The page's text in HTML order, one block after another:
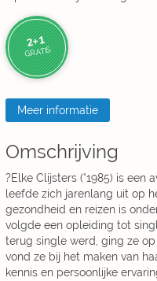
2+1
GRATIS
Meer informatie
Omschrijving
?Elke Clijsters (°1985) is een
leefde zich jarenlang uit op
gezondheid en reizen is
volgde een opleiding tot
terug single werd, ging ze
vond ze bij het maken van
kennis en persoonlijke